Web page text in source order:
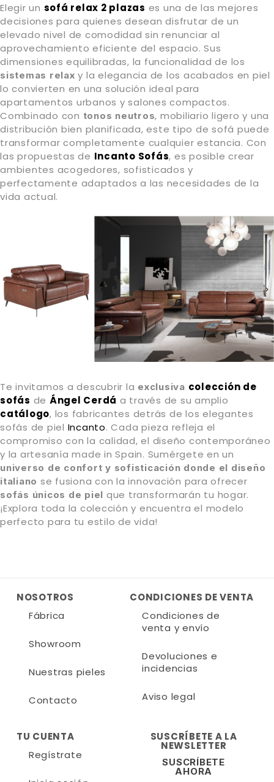
Elegir un sofá relax 2 plazas es una de las mejores
decisiones para quienes desean disfrutar de un
elevado nivel de comodidad sin renunciar al
aprovechamiento eficiente del espacio. Sus
dimensiones equilibradas, la funcionalidad de los
sistemas relax y la elegancia de los acabados en piel
lo convierten en una solución ideal para
apartamentos urbanos y salones compactos.
Combinado con tonos neutros, mobiliario ligero y una
distribución bien planificada, este tipo de sofá puede
transformar completamente cualquier estancia. Con
las propuestas de Incanto Sofás, es posible crear
ambientes acogedores, sofisticados y
perfectamente adaptados a las necesidades de la
vida actual.
Te invitamos a descubrir la exclusiva colección de
sofás de Ángel Cerdá a través de su amplio
catálogo, los fabricantes detrás de los elegantes
sofás de piel Incanto. Cada pieza refleja el
compromiso con la calidad, el diseño contemporáneo
y la artesanía made in Spain. Sumérgete en un
universo de confort y sofisticación donde el diseño
italiano se fusiona con la innovación para ofrecer
sofás únicos de piel que transformarán tu hogar.
¡Explora toda la colección y encuentra el modelo
perfecto para tu estilo de vida!
NOSOTROS
Fábrica
Showroom
Nuestras pieles
Contacto
CONDICIONES DE VENTA
Condiciones de
venta y envío
Devoluciones e
incidencias
Aviso legal
TU CUENTA
Regístrate
SUSCRÍBETE A LA
NEWSLETTER
SUSCRÍBETE
AHORA